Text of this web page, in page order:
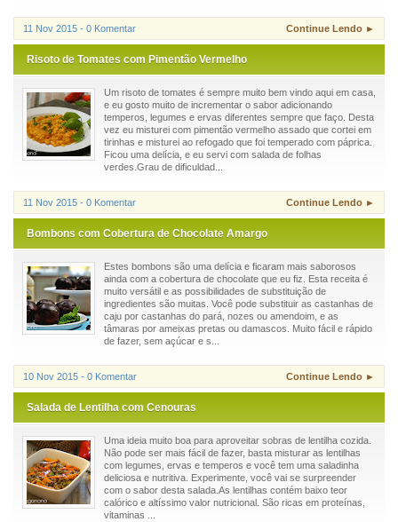
11 Nov 2015 - 0 Komentar Continue Lendo ►
Risoto de Tomates com Pimentão Vermelho
Um risoto de tomates é sempre muito bem vindo aqui em casa,
e eu gosto muito de incrementar o sabor adicionando
temperos, legumes e ervas diferentes sempre que faço. Desta
vez eu misturei com pimentão vermelho assado que cortei em
tirinhas e misturei ao refogado que foi temperado com páprica.
Ficou uma delícia, e eu servi com salada de folhas
verdes.Grau de dificuldad...
11 Nov 2015 - 0 Komentar Continue Lendo ►
Bombons com Cobertura de Chocolate Amargo
Estes bombons são uma delícia e ficaram mais saborosos
ainda com a cobertura de chocolate que eu fiz. Esta receita é
muito versátil e as possibilidades de substituição de
ingredientes são muitas. Você pode substituir as castanhas de
caju por castanhas do pará, nozes ou amendoim, e as
tâmaras por ameixas pretas ou damascos. Muito fácil e rápido
de fazer, sem açúcar e s...
10 Nov 2015 - 0 Komentar Continue Lendo ►
Salada de Lentilha com Cenouras
Uma ideia muito boa para aproveitar sobras de lentilha cozida.
Não pode ser mais fácil de fazer, basta misturar as lentilhas
com legumes, ervas e temperos e você tem uma saladinha
deliciosa e nutritiva. Experimente, você vai se surpreender
com o sabor desta salada.As lentilhas contém baixo teor
calórico e altíssimo valor nutricional. São ricas em proteínas,
vitaminas ...